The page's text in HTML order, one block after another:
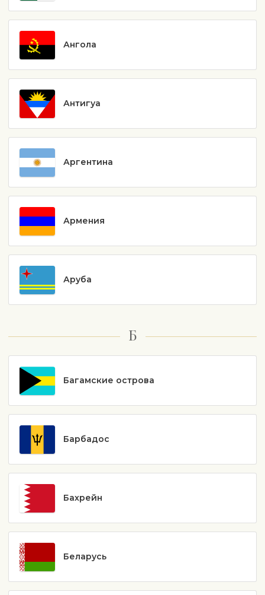
Ангола
Антигуа
Аргентина
Армения
Аруба
Б
Багамские острова
Барбадос
Бахрейн
Беларусь